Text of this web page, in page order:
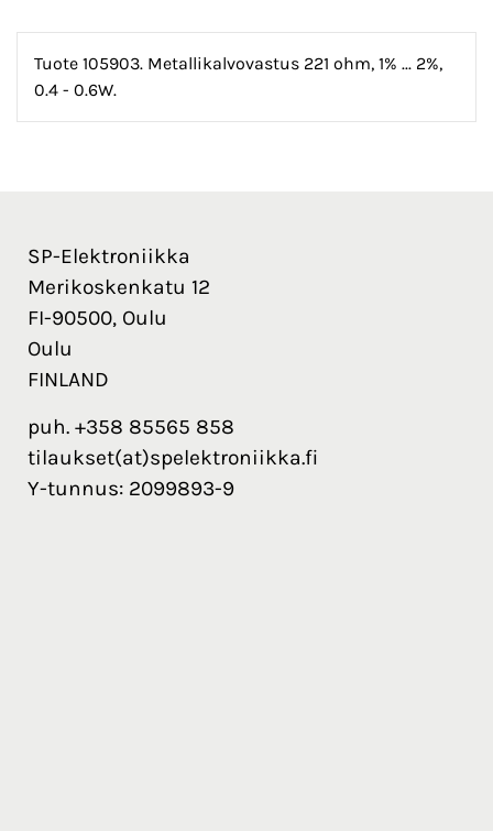
Tuote 105903. Metallikalvovastus 221 ohm, 1% ... 2%,
0.4 - 0.6W.
SP-Elektroniikka
Merikoskenkatu 12
FI-90500, Oulu
Oulu
FINLAND
puh. +358 85565 858
tilaukset(at)spelektroniikka.fi
Y-tunnus: 2099893-9